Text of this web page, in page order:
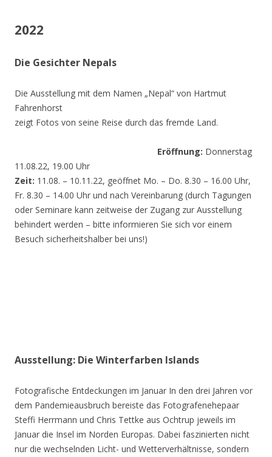
2022
Die Gesichter Nepals
Die Ausstellung mit dem Namen „Nepal“ von Hartmut
Fahrenhorst
zeigt Fotos von seine Reise durch das fremde Land.
Eröffnung: Donnerstag
11.08.22, 19.00 Uhr
Zeit: 11.08. – 10.11.22, geöffnet Mo. – Do. 8.30 – 16.00 Uhr,
Fr. 8.30 – 14.00 Uhr und nach Vereinbarung (durch Tagungen
oder Seminare kann zeitweise der Zugang zur Ausstellung
behindert werden – bitte informieren Sie sich vor einem
Besuch sicherheitshalber bei uns!)
Ausstellung: Die Winterfarben Islands
Fotografische Entdeckungen im Januar In den drei Jahren vor
dem Pandemieausbruch bereiste das Fotografenehepaar
Steffi Herrmann und Chris Tettke aus Ochtrup jeweils im
Januar die Insel im Norden Europas. Dabei faszinierten nicht
nur die wechselnden Licht- und Wetterverhältnisse, sondern